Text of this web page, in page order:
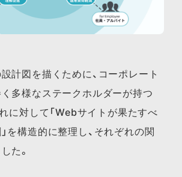
計図を描くために、コーポレート
多様なステークホルダーが持つ
れに対して「Webサイトが果たすべ
を構造的に整理し、それぞれの関
た。